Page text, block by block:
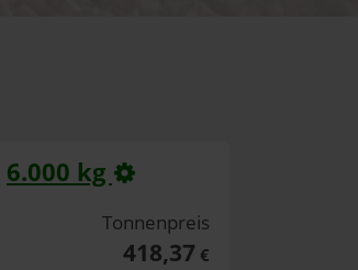
6.000 kg
Tonnenpreis
418,37 €